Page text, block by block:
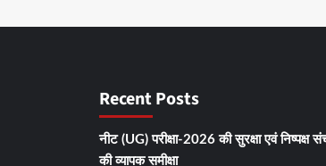
Recent Posts
नीट (UG) परीक्षा-2026 की सुरक्षा एवं निष्पक्ष
की व्यापक समीक्षा